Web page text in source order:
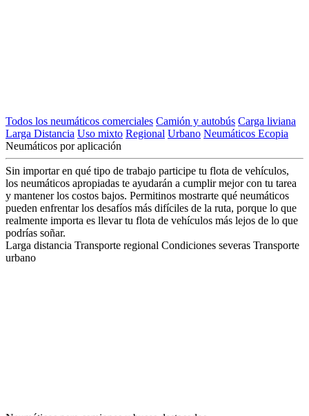
Todos los neumáticos comerciales Camión y autobús Carga liviana
Larga Distancia Uso mixto Regional Urbano Neumáticos Ecopia
Neumáticos por aplicación
Sin importar en qué tipo de trabajo participe tu flota de vehículos,
los neumáticos apropiadas te ayudarán a cumplir mejor con tu tarea
y mantener los costos bajos. Permitinos mostrarte qué neumáticos
pueden enfrentar los desafíos más difíciles de la ruta, porque lo que
realmente importa es llevar tu flota de vehículos más lejos de lo que
podrías soñar.
Larga distancia Transporte regional Condiciones severas Transporte
urbano